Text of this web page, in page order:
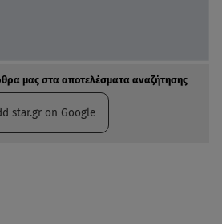
μας στα αποτελέσματα αναζήτησης
star.gr on Google